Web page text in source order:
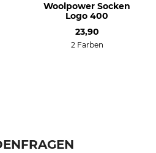
Herstellung
Made in Germany
Woolpower Socken
Logo 400
23,90
2 Farben